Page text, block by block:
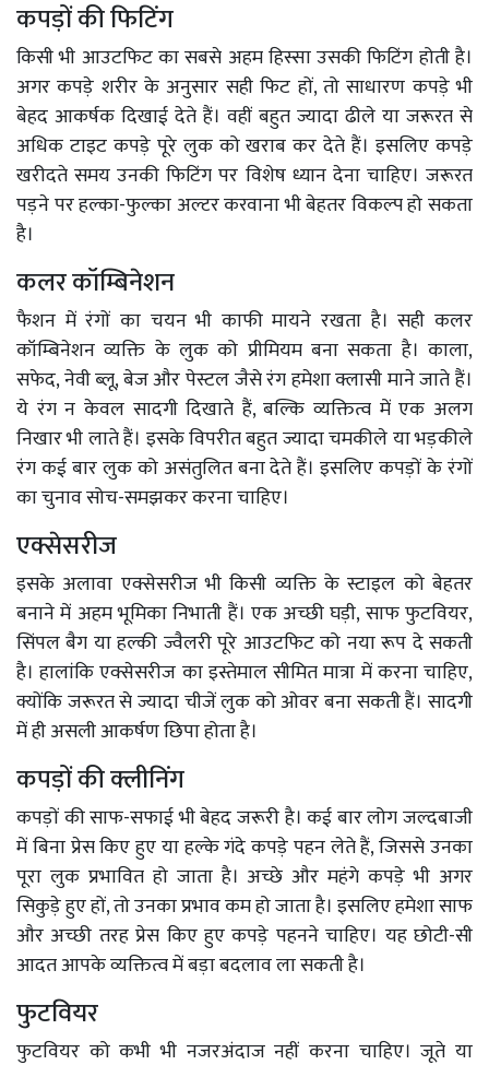
कपड़ों की फिटिंग
किसी भी आउटफिट का सबसे अहम हिस्सा उसकी फिटिंग होती है।
अगर कपड़े शरीर के अनुसार सही फिट हों, तो साधारण कपड़े भी
बेहद आकर्षक दिखाई देते हैं। वहीं बहुत ज्यादा ढीले या जरूरत से
अधिक टाइट कपड़े पूरे लुक को खराब कर देते हैं। इसलिए कपड़े
खरीदते समय उनकी फिटिंग पर विशेष ध्यान देना चाहिए। जरूरत
पड़ने पर हल्का-फुल्का अल्टर करवाना भी बेहतर विकल्प हो सकता
है।
कलर कॉम्बिनेशन
फैशन में रंगों का चयन भी काफी मायने रखता है। सही कलर
कॉम्बिनेशन व्यक्ति के लुक को प्रीमियम बना सकता है। काला,
सफेद, नेवी ब्लू, बेज और पेस्टल जैसे रंग हमेशा क्लासी माने जाते हैं।
ये रंग न केवल सादगी दिखाते हैं, बल्कि व्यक्तित्व में एक अलग
निखार भी लाते हैं। इसके विपरीत बहुत ज्यादा चमकीले या भड़कीले
रंग कई बार लुक को असंतुलित बना देते हैं। इसलिए कपड़ों के रंगों
का चुनाव सोच-समझकर करना चाहिए।
एक्सेसरीज
इसके अलावा एक्सेसरीज भी किसी व्यक्ति के स्टाइल को बेहतर
बनाने में अहम भूमिका निभाती हैं। एक अच्छी घड़ी, साफ फुटवियर,
सिंपल बैग या हल्की ज्वैलरी पूरे आउटफिट को नया रूप दे सकती
है। हालांकि एक्सेसरीज का इस्तेमाल सीमित मात्रा में करना चाहिए,
क्योंकि जरूरत से ज्यादा चीजें लुक को ओवर बना सकती हैं। सादगी
में ही असली आकर्षण छिपा होता है।
कपड़ों की क्लीनिंग
कपड़ों की साफ-सफाई भी बेहद जरूरी है। कई बार लोग जल्दबाजी
में बिना प्रेस किए हुए या हल्के गंदे कपड़े पहन लेते हैं, जिससे उनका
पूरा लुक प्रभावित हो जाता है। अच्छे और महंगे कपड़े भी अगर
सिकुड़े हुए हों, तो उनका प्रभाव कम हो जाता है। इसलिए हमेशा साफ
और अच्छी तरह प्रेस किए हुए कपड़े पहनने चाहिए। यह छोटी-सी
आदत आपके व्यक्तित्व में बड़ा बदलाव ला सकती है।
फुटवियर
फुटवियर को कभी भी नजरअंदाज नहीं करना चाहिए। जूते या